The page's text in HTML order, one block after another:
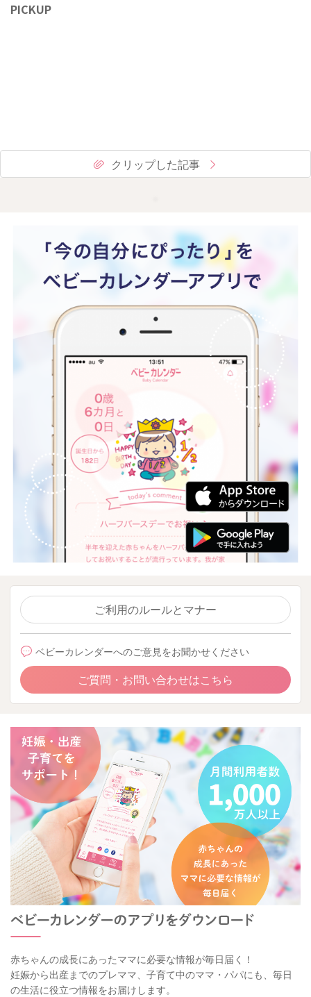
PICKUP
クリップした記事
ご利用のルールとマナー
ベビーカレンダーへのご意見をお聞かせください
ご質問・お問い合わせはこちら
赤ちゃんの成長にあったママに必要な情報が毎日届く！
妊娠から出産までのプレママ、子育て中のママ・パパにも、毎日
の生活に役立つ情報をお届けします。